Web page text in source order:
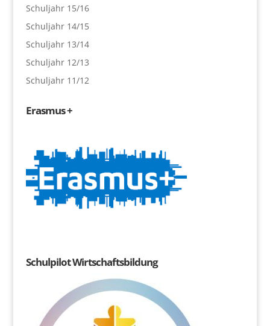
Schuljahr 15/16
Schuljahr 14/15
Schuljahr 13/14
Schuljahr 12/13
Schuljahr 11/12
Erasmus +
Schulpilot Wirtschaftsbildung